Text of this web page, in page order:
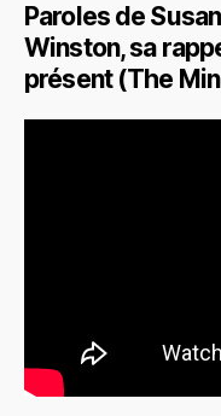
Paroles de
Winston, sa
présent (The